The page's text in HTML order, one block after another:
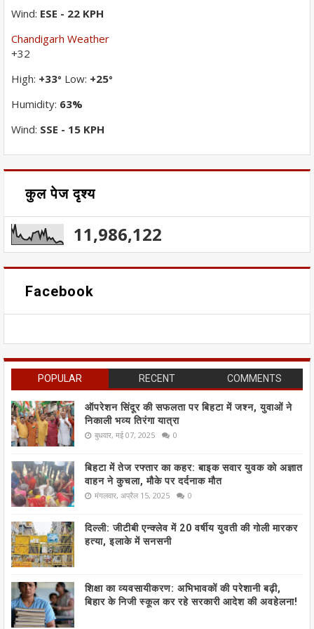
Wind: ESE - 22 KPH
Chandigarh Weather
+32
High: +33° Low: +25°
Humidity: 63%
Wind: SSE - 15 KPH
कुल पेज दृश्य
11,986,122
Facebook
POPULAR RECENT COMMENTS
ऑपरेशन सिंदूर की सफलता पर बिहटा में जश्न, युवाओं ने
निकाली भव्य तिरंगा यात्रा
बुधवार, मई 07, 2025 0
बिहटा में तेज रफ्तार का कहर: बाइक सवार युवक को अज्ञात
वाहन ने कुचला, मौके पर दर्दनाक मौत
मंगलवार, अप्रैल 15, 2025 0
दिल्ली: जीटीबी एन्क्लेव में 20 वर्षीय युवती की गोली मारकर
हत्या, इलाके में सनसनी
शिक्षा का व्यवसायीकरण: अभिभावकों की परेशानी बढ़ी,
बिहार के निजी स्कूल कर रहे सरकारी आदेश की अवहेलना!